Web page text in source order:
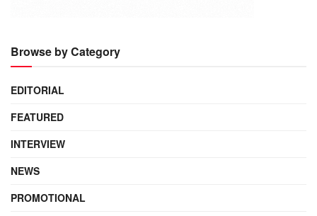
Browse by Category
EDITORIAL
FEATURED
INTERVIEW
NEWS
PROMOTIONAL